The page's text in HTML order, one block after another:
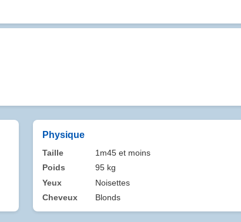
Physique
Taille
1m45 et moins
Poids
95 kg
Yeux
Noisettes
Cheveux
Blonds